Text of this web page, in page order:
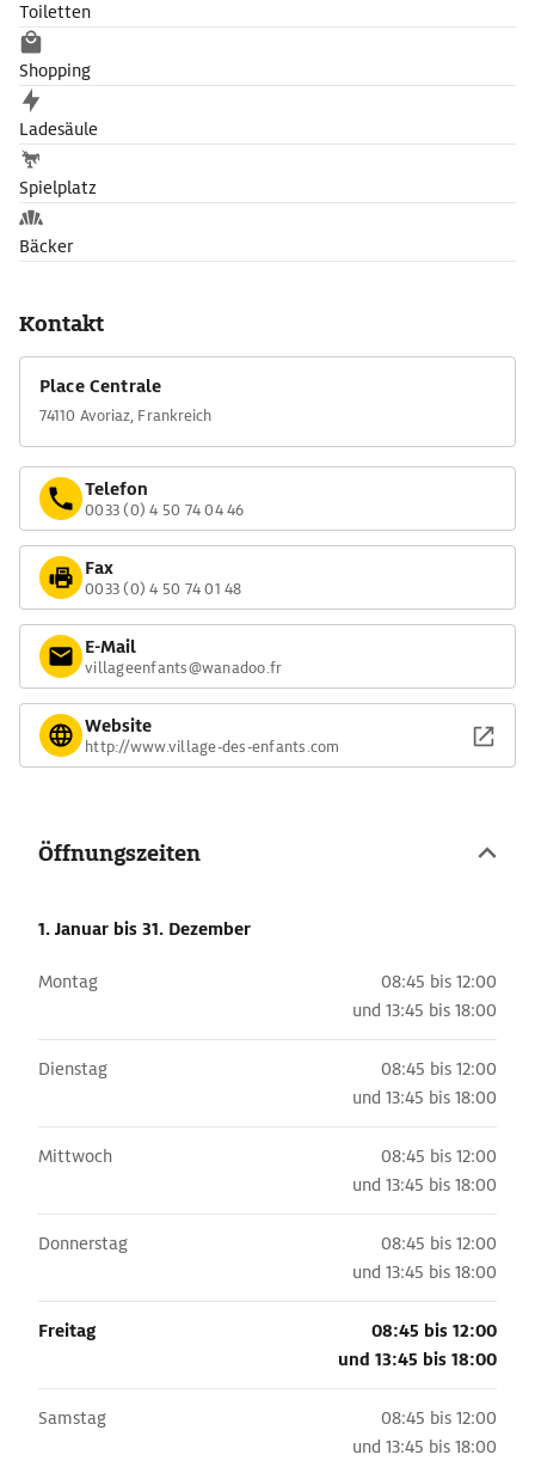
Toiletten
Shopping
Ladesäule
Spielplatz
Bäcker
Kontakt
Place Centrale
74110 Avoriaz, Frankreich
Telefon
0033 (0) 4 50 74 04 46
Fax
0033 (0) 4 50 74 01 48
E-Mail
villageenfants@wanadoo.fr
Website
http://www.village-des-enfants.com
Öffnungszeiten
1. Januar bis 31. Dezember
Montag
08:45 bis 12:00
und 13:45 bis 18:00
Dienstag
08:45 bis 12:00
und 13:45 bis 18:00
Mittwoch
08:45 bis 12:00
und 13:45 bis 18:00
Donnerstag
08:45 bis 12:00
und 13:45 bis 18:00
Freitag
08:45 bis 12:00
und 13:45 bis 18:00
Samstag
08:45 bis 12:00
und 13:45 bis 18:00